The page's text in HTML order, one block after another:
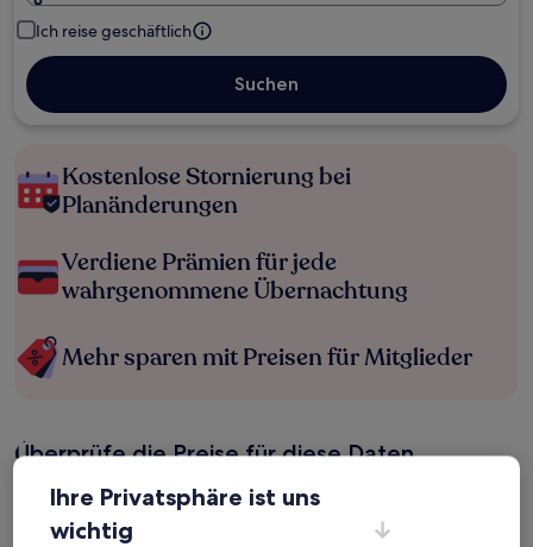
Ich reise geschäftlich
Suchen
Kostenlose Stornierung bei
Planänderungen
Verdiene Prämien für jede
wahrgenommene Übernachtung
Mehr sparen mit Preisen für Mitglieder
Überprüfe die Preise für diese Daten
Heute
6. Aug. - 7. Aug.
7. Aug. - 8. Aug.
Ihre Privatsphäre ist uns
wichtig